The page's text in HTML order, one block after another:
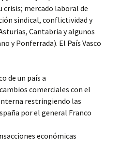
crisis; mercado laboral de
sindical, conflictividad y
Cantabria y algunos
y Ponferrada). El País Vasco
de un país a
comerciales con el
restringiendo las
por el general Franco
económicas